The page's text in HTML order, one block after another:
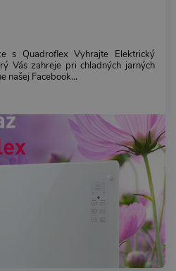
s Quadroflex Vyhrajte Elektrický
Vás zahreje pri chladných jarných
našej Facebook...